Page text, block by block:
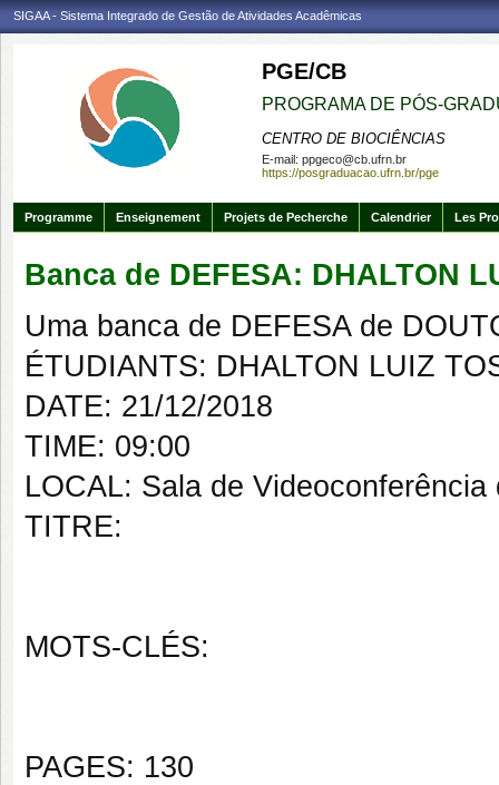
SIGAA - Sistema Integrado de Gestão de Atividades Acadêmicas
PGE/CB
PROGRAMA DE PÓS-
CENTRO DE BIOCIÊNCIAS
E-mail: ppgeco@cb.ufrn.br
https://posgraduacao.ufrn.br/pge
Programme Enseignement Projets de Pecherche Calendrier Les
Banca de DEFESA: DHALTON
Uma banca de DEFESA de
ÉTUDIANTS: DHALTON LUIZ
DATE: 21/12/2018
TIME: 09:00
LOCAL: Sala de Videoconferência
TITRE:
MOTS-CLÉS:
PAGES: 130